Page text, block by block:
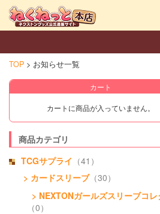
TOP お知らせ一覧
カート
カートに商品が入っていません。
商品カテゴリ
TCGサプライ （41）
> カードスリーブ（30）
> NEXTONガールズスリーブコ
（0）